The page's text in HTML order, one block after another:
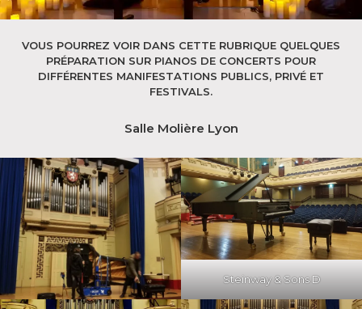
VOUS POURREZ VOIR DANS CETTE RUBRIQUE QUELQUES
PRÉPARATION SUR PIANOS DE CONCERTS POUR
DIFFÉRENTES MANIFESTATIONS PUBLICS, PRIVÉ ET
FESTIVALS.
Salle Molière Lyon
Steinway & Sons D